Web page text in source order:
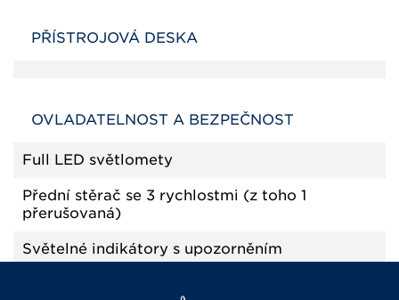
PŘÍSTROJOVÁ DESKA
OVLADATELNOST A BEZPEČNOST
Full LED světlomety
Přední stěrač se 3 rychlostmi (z toho 1
přerušovaná)
Světelné indikátory s upozorněním